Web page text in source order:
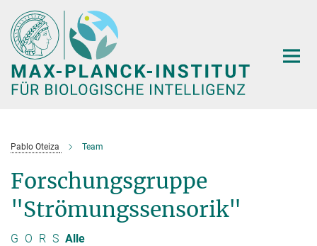
Hauptinhalt
Pablo Oteiza Team
Forschungsgruppe
"Strömungssensorik"
G O R S Alle